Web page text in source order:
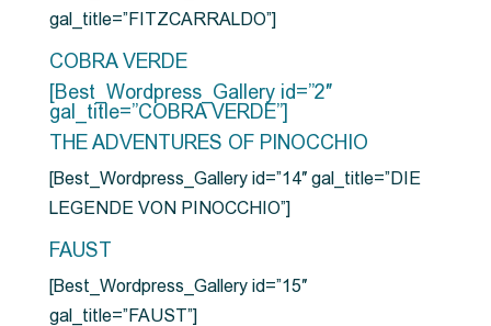
gal_title=”FITZCARRALDO”]
COBRA VERDE
[Best_Wordpress_Gallery id=”2″
gal_title=”COBRA VERDE”]
THE ADVENTURES OF PINOCCHIO
[Best_Wordpress_Gallery id=”14″ gal_title=”DIE
LEGENDE VON PINOCCHIO”]
FAUST
[Best_Wordpress_Gallery id=”15″
gal_title=”FAUST”]